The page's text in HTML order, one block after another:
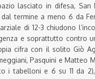
lasciato in difesa, San
termine a meno 6 da
di 12-3 chiudono
e soprattutto contro
cifra con il solito Giò
Pasquini e Matteo
i tabelloni e 6 su 11 da 2),